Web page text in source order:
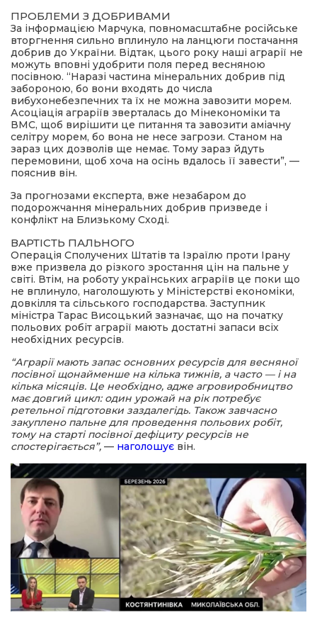
ПРОБЛЕМИ З ДОБРИВАМИ
За інформацією Марчука, повномасштабне російське
вторгнення сильно вплинуло на ланцюги постачання
добрив до України. Відтак, цього року наші аграрії не
можуть вповні удобрити поля перед весняною
посівною. “Наразі частина мінеральних добрив під
забороною, бо вони входять до числа
вибухонебезпечних та їх не можна завозити морем.
Асоціація аграріїв зверталась до Мінекономіки та
ВМС, щоб вирішити це питання та завозити аміачну
селітру морем, бо вона не несе загрози. Станом на
зараз цих дозволів ще немає. Тому зараз йдуть
перемовини, щоб хоча на осінь вдалось її завести”, —
пояснив він.
За прогнозами експерта, вже незабаром до
подорожчання мінеральних добрив призведе і
конфлікт на Близькому Сході.
ВАРТІСТЬ ПАЛЬНОГО
Операція Сполучених Штатів та Ізраїлю проти Ірану
вже призвела до різкого зростання цін на пальне у
світі. Втім, на роботу українських аграріїв це поки що
не вплинуло, наголошують у Міністерстві економіки,
довкілля та сільського господарства. Заступник
міністра Тарас Висоцький зазначає, що на початку
польових робіт аграрії мають достатні запаси всіх
необхідних ресурсів.
“Аграрії мають запас основних ресурсів для весняної
посівної щонайменше на кілька тижнів, а часто — і на
кілька місяців. Це необхідно, адже агровиробництво
має довгий цикл: один урожай на рік потребує
ретельної підготовки заздалегідь. Також завчасно
закуплено пальне для проведення польових робіт,
тому на старті посівної дефіциту ресурсів не
спостерігається”, — наголошує він.